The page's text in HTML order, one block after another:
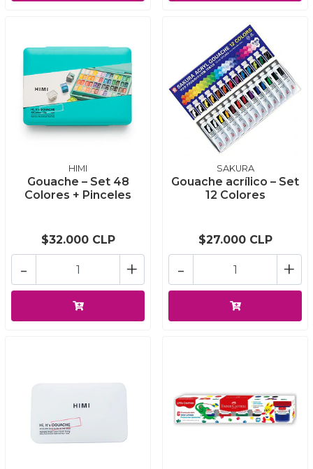
HIMI
Gouache – Set 48
Colores + Pinceles
$32.000 CLP
+
-
SAKURA
Gouache acrílico – Set
12 Colores
$27.000 CLP
+
-